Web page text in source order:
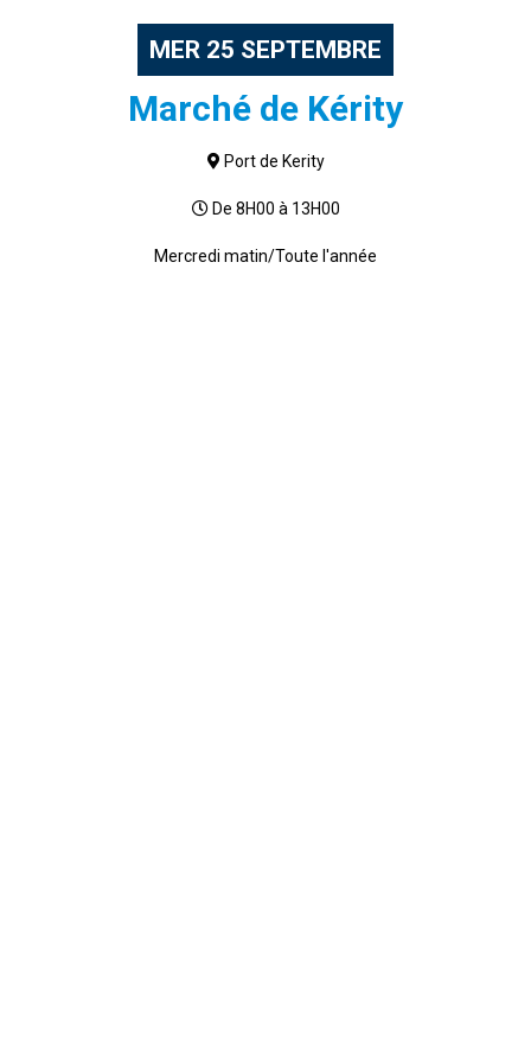
MER 25 SEPTEMBRE
Marché de Kérity
Port de Kerity
De 8H00 à 13H00
Mercredi matin/Toute l'année